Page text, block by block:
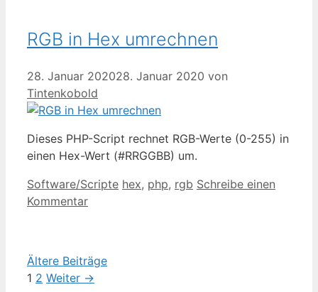
RGB in Hex umrechnen
28. Januar 202028. Januar 2020 von
Tintenkobold
Dieses PHP-Script rechnet RGB-Werte (0-255) in
einen Hex-Wert (#RRGGBB) um.
Kategorien
Software/Scripte Schlagwörter
hex, php, rgb Schreibe einen
Kommentar
Ältere Beiträge
Seite
1 Seite
2 Weiter →